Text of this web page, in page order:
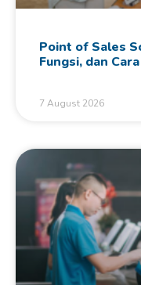
Point of Sales
Fungsi, dan
7 August 2026